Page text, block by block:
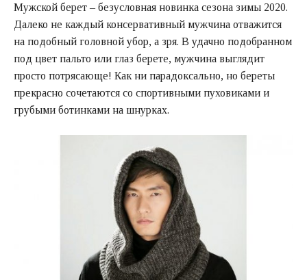
Мужской берет – безусловная новинка сезона зимы 2020.
Далеко не каждый консервативный мужчина отважится
на подобный головной убор, а зря. В удачно подобранном
под цвет пальто или глаз берете, мужчина выглядит
просто потрясающе! Как ни парадоксально, но береты
прекрасно сочетаются со спортивными пуховиками и
грубыми ботинками на шнурках.